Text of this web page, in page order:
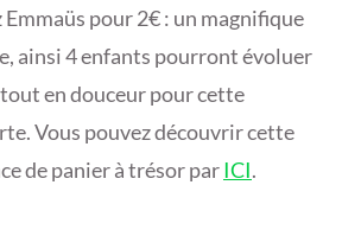
pour 2€ : un magnifique
ainsi 4 enfants pourront évoluer
en douceur pour cette
Vous pouvez découvrir cette
de panier à trésor parICI.